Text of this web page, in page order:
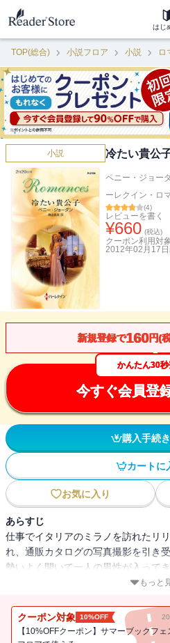
はじ
TOP(総合) 小説フロア 小説 ロ
小説 冷たい貴公
ペニー・ジョー
ーレクイン・ロ
(4)
レビューを書く
¥660 (税込)
クーポン利用対
2012年02月17日
新規登録で160円(
かんたん30秒
今すぐ会員登
購入手続
カートに
お気に入り
あらすじ
仕事でイタリアのミラノを訪れたリ
れ、通販カタログの写真撮影を引き
勢いよく開いて一人の男性が入って
身からいらだちと傲慢さを漂わせて
目でわかるけれど……。そう思った
きめきを覚えてうろたえ、無礼なほ
もっと
クーポン対象 10%OFF
【10%OFFクーポン】サマーブックフ